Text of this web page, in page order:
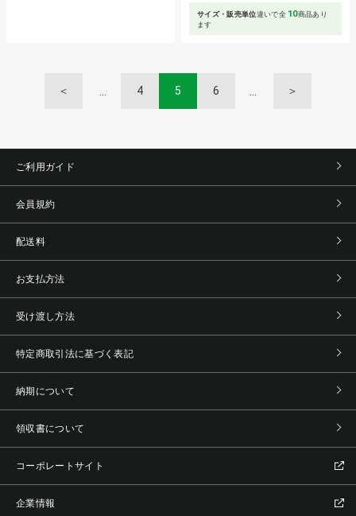
サイズ・販売単位違いで全 10商品あり
ます
＜ 4 5 6 ＞
ご利用ガイド
会員規約
配送料
お支払方法
受け渡し方法
特定商取引法に基づく表記
納期について
領収書について
コーポレートサイト
企業情報